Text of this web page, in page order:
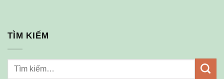
TÌM KIẾM